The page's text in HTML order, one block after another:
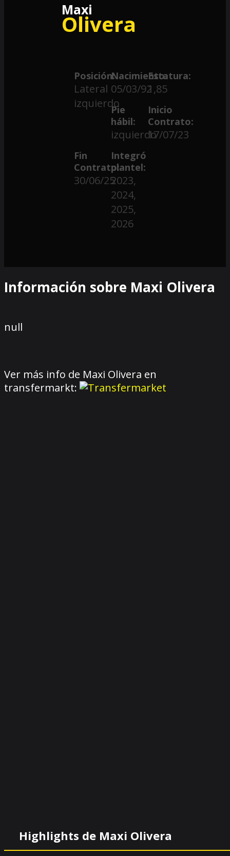
Maxi
Olivera
Posición:
Lateral
izquierdo
Nacimiento:
05/03/92
Estatura:
1,85
Pie
hábil:
izquierdo
Inicio
Contrato:
17/07/23
Fin
Contrato:
30/06/25
Integró
plantel:
2023,
2024,
2025,
2026
Información sobre Maxi Olivera
null
Ver más info de Maxi Olivera en
transfermarkt:
Highlights de Maxi Olivera